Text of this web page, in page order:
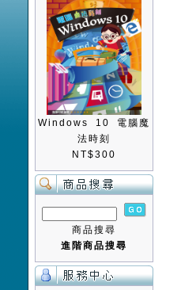
Windows 10 電腦魔
法時刻
NT$300
商品搜尋
進階商品搜尋